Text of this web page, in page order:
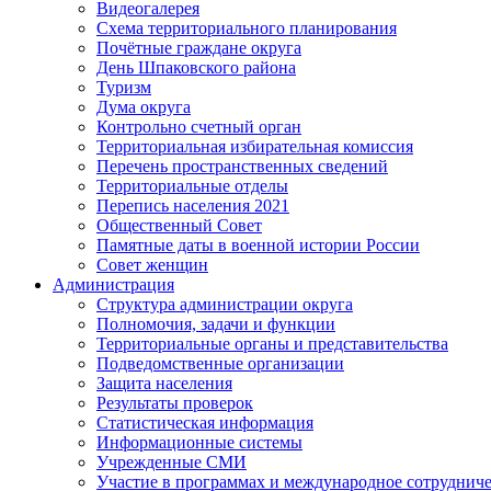
Видеогалерея
Схема территориального планирования
Почётные граждане округа
День Шпаковского района
Туризм
Дума округа
Контрольно счетный орган
Территориальная избирательная комиссия
Перечень пространственных сведений
Территориальные отделы
Перепись населения 2021
Общественный Совет
Памятные даты в военной истории России
Совет женщин
Администрация
Структура администрации округа
Полномочия, задачи и функции
Территориальные органы и представительства
Подведомственные организации
Защита населения
Результаты проверок
Статистическая информация
Информационные системы
Учрежденные СМИ
Участие в программах и международное